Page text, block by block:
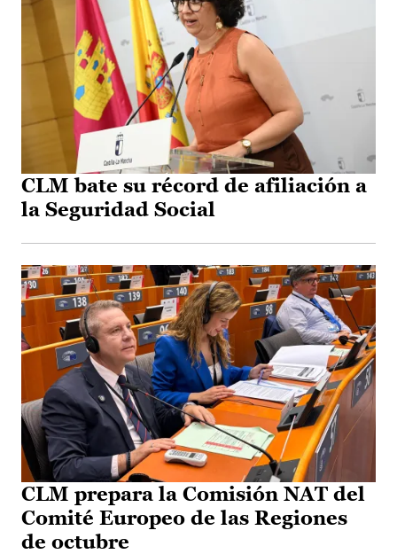
CLM bate su récord de afiliación a
la Seguridad Social
CLM prepara la Comisión NAT del
Comité Europeo de las Regiones
de octubre